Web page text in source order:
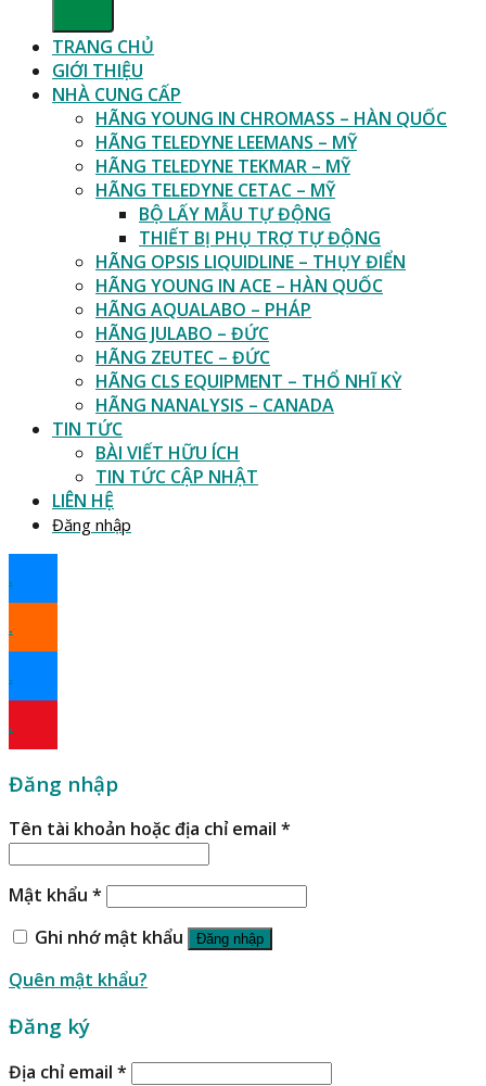
TRANG CHỦ
GIỚI THIỆU
NHÀ CUNG CẤP
HÃNG YOUNG IN CHROMASS – HÀN QUỐC
HÃNG TELEDYNE LEEMANS – MỸ
HÃNG TELEDYNE TEKMAR – MỸ
HÃNG TELEDYNE CETAC – MỸ
BỘ LẤY MẪU TỰ ĐỘNG
THIẾT BỊ PHỤ TRỢ TỰ ĐỘNG
HÃNG OPSIS LIQUIDLINE – THỤY ĐIỂN
HÃNG YOUNG IN ACE – HÀN QUỐC
HÃNG AQUALABO – PHÁP
HÃNG JULABO – ĐỨC
HÃNG ZEUTEC – ĐỨC
HÃNG CLS EQUIPMENT – THỔ NHĨ KỲ
HÃNG NANALYSIS – CANADA
TIN TỨC
BÀI VIẾT HỮU ÍCH
TIN TỨC CẬP NHẬT
LIÊN HỆ
Đăng nhập
.
.
.
.
Đăng nhập
Tên tài khoản hoặc địa chỉ email *
Mật khẩu *
Ghi nhớ mật khẩu
Đăng nhập
Quên mật khẩu?
Đăng ký
Địa chỉ email *